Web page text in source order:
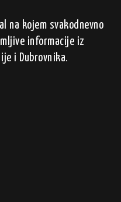
na kojem svakodnevno
informacije iz
i Dubrovnika.